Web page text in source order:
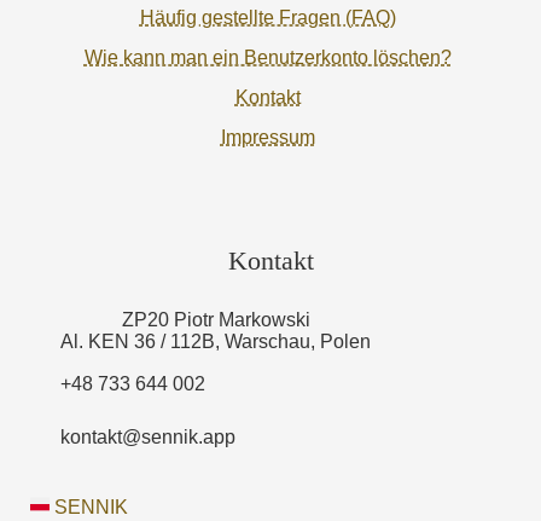
Häufig gestellte Fragen (FAQ)
Wie kann man ein Benutzerkonto löschen?
Kontakt
Impressum
Kontakt
ZP20 Piotr Markowski
Al. KEN 36 / 112B, Warschau, Polen
+48 733 644 002
kontakt@sennik.app
SENNIK